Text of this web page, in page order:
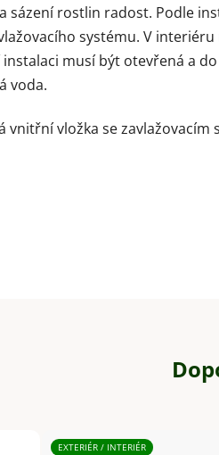
sázení rostlin radost. Podle
systému. V
musí být otevřená a
voda.
vnitřní vložka se
EXTERIÉR / INTERIÉR